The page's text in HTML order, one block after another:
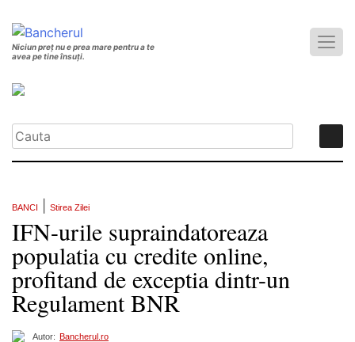
Niciun preț nu e prea mare pentru a te
avea pe tine însuți.
BANCI Stirea Zilei
IFN-urile supraindatoreaza
populatia cu credite online,
profitand de exceptia dintr-un
Regulament BNR
Autor: Bancherul.ro